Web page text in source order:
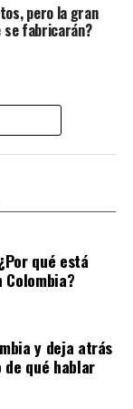
en temas de
aplica para
el 50% de
el 18%;es ahí
pero la gran
se fabricarán?
qué está
Colombia?
y deja atrás
qué hablar